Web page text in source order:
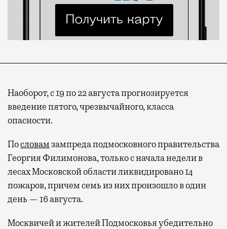
Наоборот, с 19 по 22 августа прогнозируется
введение пятого, чрезвычайного, класса
опасности.
Пословам зампреда подмосковного правительства
Георгия Филимонова, только с начала недели в
лесах Московской области ликвидировано 14
пожаров, причем семь из них произошло в один
день — 16 августа.
Москвичей и жителей Подмосковья убедительно